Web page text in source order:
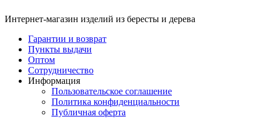
Интернет-магазин изделий из бересты и дерева
Гарантии и возврат
Пункты выдачи
Оптом
Сотрудничество
Информация
Пользовательское соглашение
Политика конфиденциальности
Публичная оферта